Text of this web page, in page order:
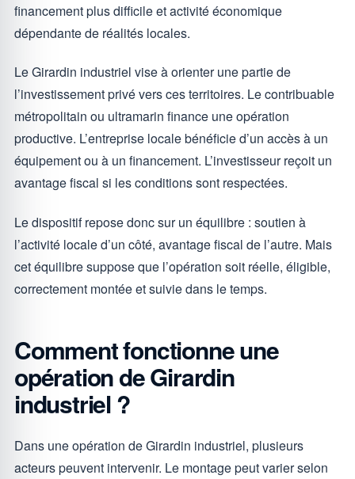
financement plus difficile et activité économique
dépendante de réalités locales.
Le Girardin industriel vise à orienter une partie de
l’investissement privé vers ces territoires. Le contribuable
métropolitain ou ultramarin finance une opération
productive. L’entreprise locale bénéficie d’un accès à un
équipement ou à un financement. L’investisseur reçoit un
avantage fiscal si les conditions sont respectées.
Le dispositif repose donc sur un équilibre : soutien à
l’activité locale d’un côté, avantage fiscal de l’autre. Mais
cet équilibre suppose que l’opération soit réelle, éligible,
correctement montée et suivie dans le temps.
Comment fonctionne une
opération de Girardin
industriel ?
Dans une opération de Girardin industriel, plusieurs
acteurs peuvent intervenir. Le montage peut varier selon